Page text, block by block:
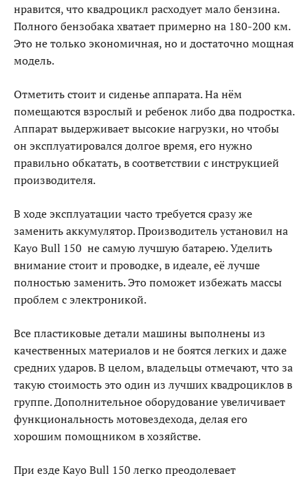
нравится, что квадроцикл расходует мало бензина.
Полного бензобака хватает примерно на 180-200 км.
Это не только экономичная, но и достаточно мощная
модель.
Отметить стоит и сиденье аппарата. На нём
помещаются взрослый и ребенок либо два подростка.
Аппарат выдерживает высокие нагрузки, но чтобы
он эксплуатировался долгое время, его нужно
правильно обкатать, в соответствии с инструкцией
производителя.
В ходе эксплуатации часто требуется сразу же
заменить аккумулятор. Производитель установил на
Kayo Bull 150 не самую лучшую батарею. Уделить
внимание стоит и проводке, в идеале, её лучше
полностью заменить. Это поможет избежать массы
проблем с электроникой.
Все пластиковые детали машины выполнены из
качественных материалов и не боятся легких и даже
средних ударов. В целом, владельцы отмечают, что за
такую стоимость это один из лучших квадроциклов в
группе. Дополнительное оборудование увеличивает
функциональность мотовездехода, делая его
хорошим помощником в хозяйстве.
При езде Kayo Bull 150 легко преодолевает